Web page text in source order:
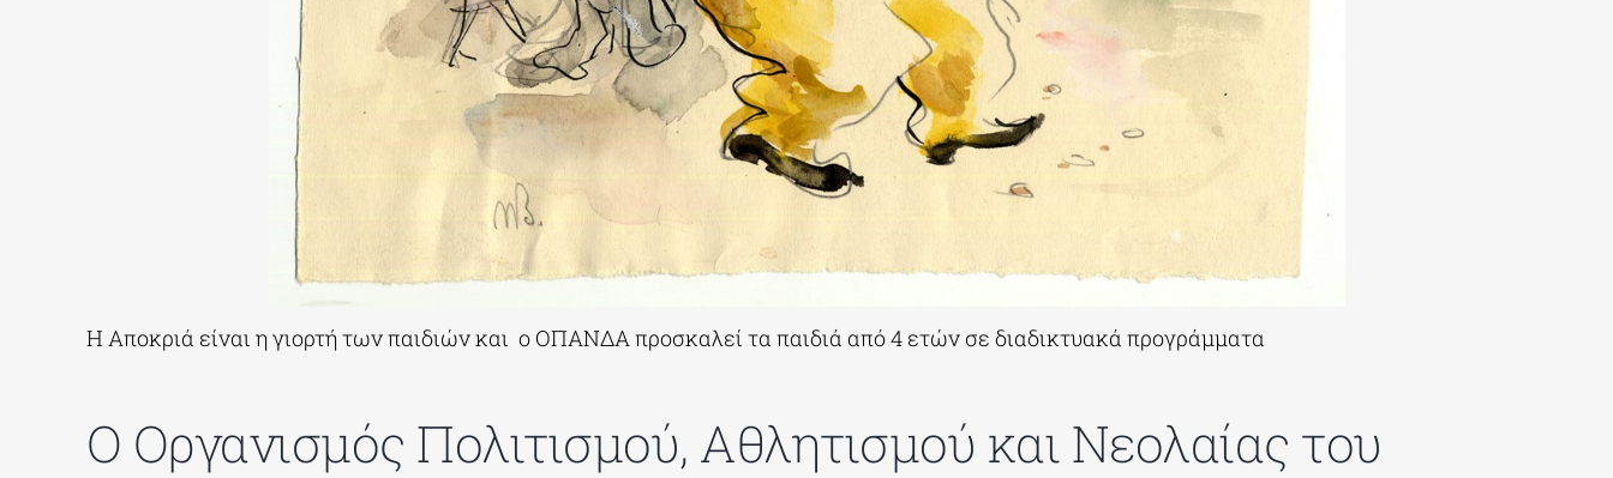
Η Αποκριά είναι η γιορτή των παιδιών και ο ΟΠΑΝΔΑ προσκαλεί τα παιδιά από 4 ετών σε διαδικτυακά προγράμματα
O Οργανισμός Πολιτισμού, Αθλητισμού και Νεολαίας του